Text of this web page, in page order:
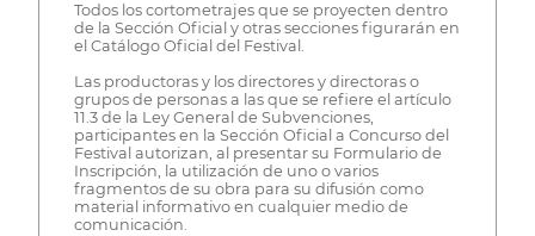
Todos los cortometrajes que se proyecten dentro
de la Sección Oficial y otras secciones figurarán en
el Catálogo Oficial del Festival.
Las productoras y los directores y directoras o
grupos de personas a las que se refiere el artículo
11.3 de la Ley General de Subvenciones,
participantes en la Sección Oficial a Concurso del
Festival autorizan, al presentar su Formulario de
Inscripción, la utilización de uno o varios
fragmentos de su obra para su difusión como
material informativo en cualquier medio de
comunicación.